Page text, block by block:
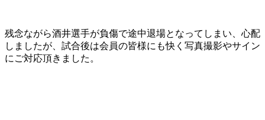
残念ながら酒井選手が負傷で途中退場となってしまい、心配
しましたが、試合後は会員の皆様にも快く写真撮影やサイン
にご対応頂きました。